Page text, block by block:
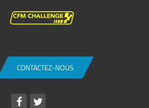
CONTACTEZ-NOUS